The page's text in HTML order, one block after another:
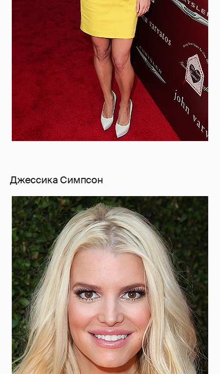
Джессика Симпсон